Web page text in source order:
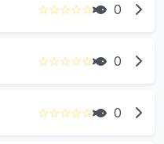
☆☆☆☆☆ 0
☆☆☆☆☆ 0
☆☆☆☆☆ 0